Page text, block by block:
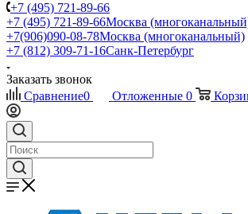
+7 (495) 721-89-66
+7 (495) 721-89-66Москва
+7(906)090-08-78Москва (многоканальный)
+7 (812) 309-71-16Санк-Петербург
Заказать звонок
Сравнение0 Отложенные 0